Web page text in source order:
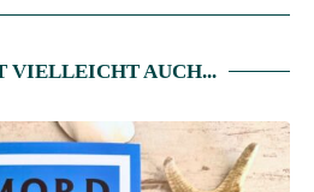
VIELLEICHT AUCH...